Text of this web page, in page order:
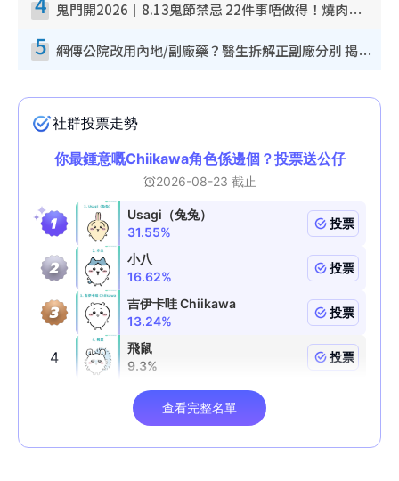
鬼門開2026｜8.13鬼節禁忌 22件事唔做得！燒肉、刺身要少食？半夜勿吹口哨/打呢個電話
5 網傳公院改用內地/副廠藥？醫生拆解正副廠分別 揭4類人換藥隨時出事